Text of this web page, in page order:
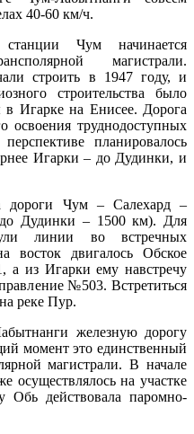
40-60 км/ч.
Чум начинается
магистрали.
строить в 1947 году, и
строительства было
в Игарке на Енисее. Дорога
освоения труднодоступных
планировалось
Игарки – до Дудинки, и
дороги Чум – Салехард –
до Дудинки – 1500 км). Для
линии во встречных
восток двигалось Обское
а из Игарки ему навстречу
№503. Встретиться
реке Пур.
железную дорогу
момент это единственный
магистрали. В начале
осуществлялось на участке
действовала паромно-